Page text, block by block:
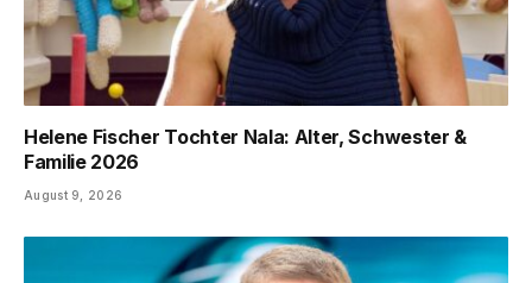
Helene Fischer Tochter Nala: Alter, Schwester &
Familie 2026
August 9, 2026